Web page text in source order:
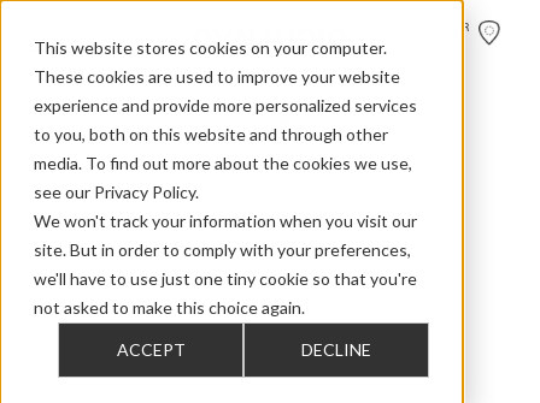
This website stores cookies on your computer.
These cookies are used to improve your website
experience and provide more personalized services
to you, both on this website and through other
media. To find out more about the cookies we use,
see our Privacy Policy.
We won't track your information when you visit our
site. But in order to comply with your preferences,
we'll have to use just one tiny cookie so that you're
not asked to make this choice again.
ACCEPT DECLINE
HÄNDLER